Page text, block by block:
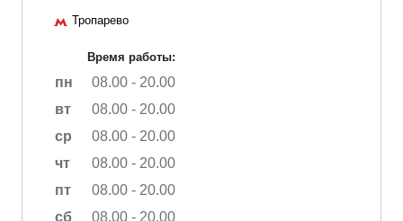
Тропарево
Время работы:
пн
08.00 - 20.00
вт
08.00 - 20.00
ср
08.00 - 20.00
чт
08.00 - 20.00
пт
08.00 - 20.00
сб
08.00 - 20.00